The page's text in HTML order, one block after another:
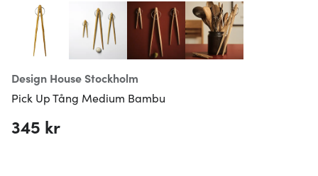
Design House Stockholm
Pick Up Tång Medium Bambu
345 kr